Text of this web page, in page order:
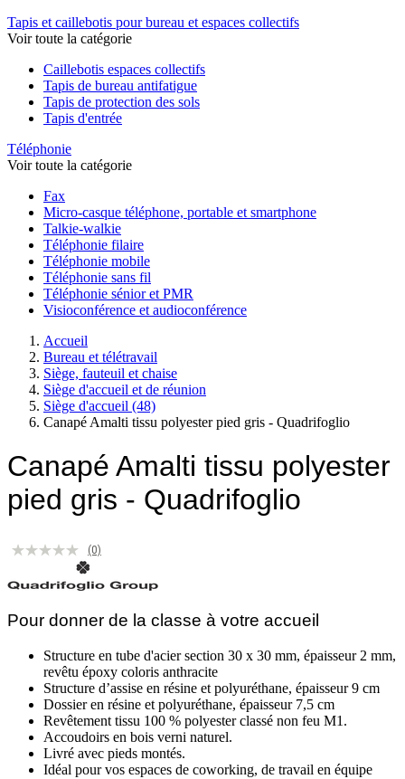
Tapis et caillebotis pour bureau et espaces collectifs
Voir toute la catégorie
Caillebotis espaces collectifs
Tapis de bureau antifatigue
Tapis de protection des sols
Tapis d'entrée
Téléphonie
Voir toute la catégorie
Fax
Micro-casque téléphone, portable et smartphone
Talkie-walkie
Téléphonie filaire
Téléphonie mobile
Téléphonie sans fil
Téléphonie sénior et PMR
Visioconférence et audioconférence
Accueil
Bureau et télétravail
Siège, fauteuil et chaise
Siège d'accueil et de réunion
Siège d'accueil (48)
Canapé Amalti tissu polyester pied gris - Quadrifoglio
Canapé Amalti tissu polyester
pied gris - Quadrifoglio
(0)
Pour donner de la classe à votre accueil
Structure en tube d'acier section 30 x 30 mm, épaisseur 2 mm,
revêtu époxy coloris anthracite
Structure d’assise en résine et polyuréthane, épaisseur 9 cm
Dossier en résine et polyuréthane, épaisseur 7,5 cm
Revêtement tissu 100 % polyester classé non feu M1.
Accoudoirs en bois verni naturel.
Livré avec pieds montés.
Idéal pour vos espaces de coworking, de travail en équipe